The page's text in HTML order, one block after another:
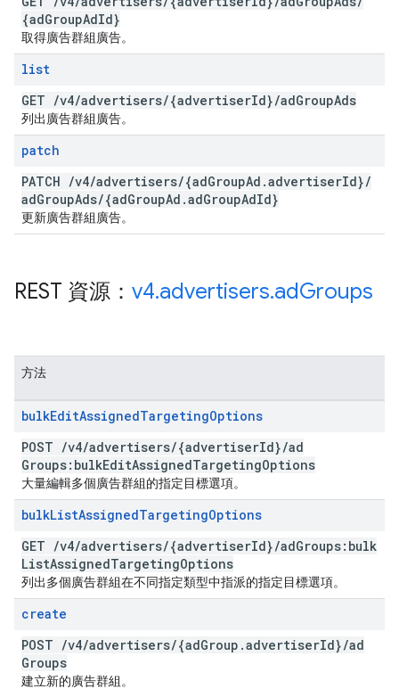
{adGroupAdId}
取得廣告群組廣告。
list
GET /v4/advertisers/{advertiserId}/adGroupAds
列出廣告群組廣告。
patch
PATCH /v4/advertisers/{adGroupAd .advertiserId}/
adGroupAds/{adGroupAd .adGroupAdId}
更新廣告群組廣告。
REST 資源： v4.advertisers.adGroups
方法
bulkEditAssignedTargetingOptions
POST /v4/advertisers/{advertiserId}/ad
Groups:bulkEditAssignedTargetingOptions
大量編輯多個廣告群組的指定目標選項。
bulkListAssignedTargetingOptions
GET /v4/advertisers/{advertiserId}/adGroups:bulk
ListAssignedTargetingOptions
列出多個廣告群組在不同指定類型中指派的指定目標選項。
create
POST /v4/advertisers/{adGroup .advertiserId}/ad
Groups
建立新的廣告群組。